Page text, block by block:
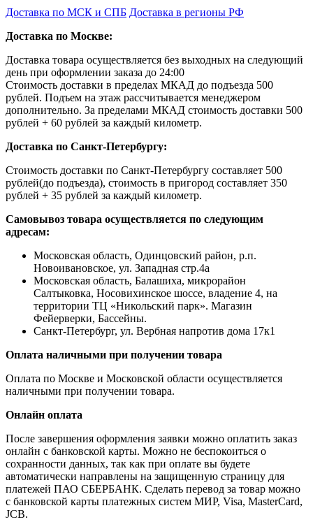
Доставка по МСК и СПБ Доставка в регионы РФ
Доставка по Москве:
Доставка товара осуществляется без выходных на следующий
день при оформлении заказа до 24:00
Стоимость доставки в пределах МКАД до подъезда 500
рублей. Подъем на этаж рассчитывается менеджером
дополнительно. За пределами МКАД стоимость доставки 500
рублей + 60 рублей за каждый километр.
Доставка по Санкт-Петербургу:
Стоимость доставки по Санкт-Петербургу составляет 500
рублей(до подъезда), стоимость в пригород составляет 350
рублей + 35 рублей за каждый километр.
Самовывоз товара осуществляется по следующим
адресам:
Московская область, Одинцовский район, р.п.
Новоивановское, ул. Западная стр.4a
Московская область, Балашиха, микрорайон
Салтыковка, Носовихинское шоссе, владение 4, на
территории ТЦ «Никольский парк». Магазин
Фейерверки, Бассейны.
Санкт-Петербург, ул. Вербная напротив дома 17к1
Оплата наличными при получении товара
Оплата по Москве и Московской области осуществляется
наличными при получении товара.
Онлайн оплата
После завершения оформления заявки можно оплатить заказ
онлайн с банковской карты. Можно не беспокоиться о
сохранности данных, так как при оплате вы будете
автоматически направлены на защищенную страницу для
платежей ПАО СБЕРБАНК. Сделать перевод за товар можно
с банковской карты платежных систем МИР, Visa, MasterCard,
JCB.